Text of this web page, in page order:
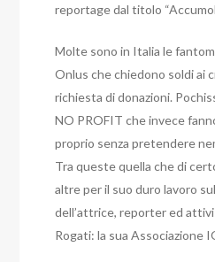
reportage dal titolo
Molte sono in Italia le
Onlus che chiedono soldi ai
richiesta di donazioni.
NO PROFIT che invece
proprio senza pretendere
Tra queste quella che di
altre per il suo duro lavoro
dell’attrice, reporter ed
Rogati: la sua Associazione